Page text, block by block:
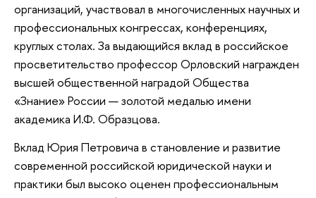
организаций, участвовал в многочисленных научных и
профессиональных конгрессах, конференциях,
круглых столах. За выдающийся вклад в российское
просветительство профессор Орловский награжден
высшей общественной наградой Общества
«Знание» России — золотой медалью имени
академика И.Ф. Образцова.
Вклад Юрия Петровича в становление и развитие
современной российской юридической науки и
практики был высоко оценен профессиональным